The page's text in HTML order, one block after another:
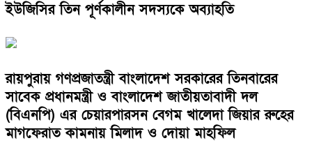
ইউজিসির তিন পূর্ণকালীন সদস্যকে অব্যাহতি
রায়পুরায় গণপ্রজাতন্ত্রী বাংলাদেশ সরকারের তিনবারের
সাবেক প্রধানমন্ত্রী ও বাংলাদেশ জাতীয়তাবাদী দল
(বিএনপি) এর চেয়ারপারসন বেগম খালেদা জিয়ার রুহের
মাগফেরাত কামনায় মিলাদ ও দোয়া মাহফিল